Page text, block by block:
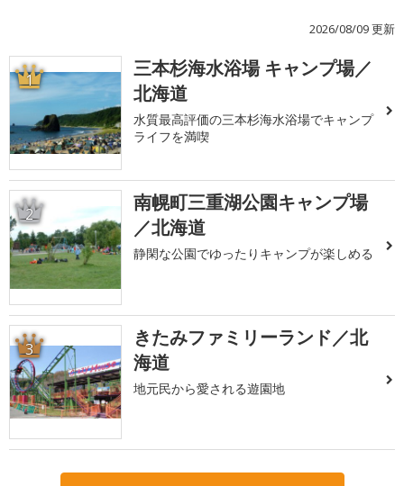
2026/08/09 更新
1
三本杉海水浴場 キャンプ場／
北海道
水質最高評価の三本杉海水浴場でキャンプ
ライフを満喫
2
南幌町三重湖公園キャンプ場
／北海道
静閑な公園でゆったりキャンプが楽しめる
3
きたみファミリーランド／北
海道
地元民から愛される遊園地